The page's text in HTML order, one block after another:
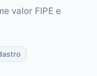
valor FIPE e